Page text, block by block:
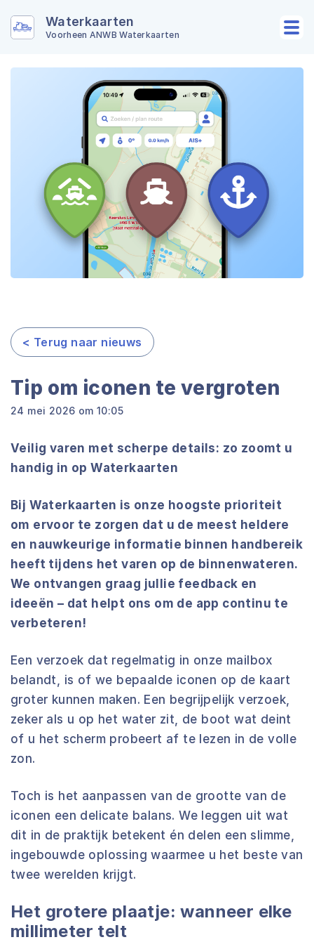
Waterkaarten
Voorheen ANWB Waterkaarten
< Terug naar nieuws
Tip om iconen te vergroten
24 mei 2026 om 10:05
Veilig varen met scherpe details: zo zoomt u
handig in op Waterkaarten
Bij Waterkaarten is onze hoogste prioriteit
om ervoor te zorgen dat u de meest heldere
en nauwkeurige informatie binnen handbereik
heeft tijdens het varen op de binnenwateren.
We ontvangen graag jullie feedback en
ideeën – dat helpt ons om de app continu te
verbeteren!
Een verzoek dat regelmatig in onze mailbox
belandt, is of we bepaalde iconen op de kaart
groter kunnen maken. Een begrijpelijk verzoek,
zeker als u op het water zit, de boot wat deint
of u het scherm probeert af te lezen in de volle
zon.
Toch is het aanpassen van de grootte van de
iconen een delicate balans. We leggen uit wat
dit in de praktijk betekent én delen een slimme,
ingebouwde oplossing waarmee u het beste van
twee werelden krijgt.
Het grotere plaatje: wanneer elke
millimeter telt